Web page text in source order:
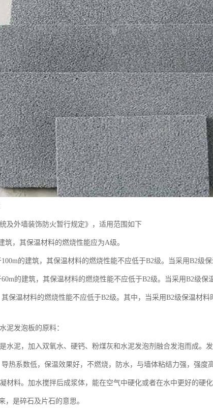
及外墙装饰防火暂行规定》，适用范围如下
筑，其保温材料的燃烧性能应为A级。
的建筑，其保温材料的燃烧性能不应低于B2级。当采用B2级
的建筑，其保温材料的燃烧性能不应低于B2级。当采用B2级保
保温材料的燃烧性能不应低于B2级。其中，当采用B2级保温材料
泥发泡板的原料：
水泥，加入双氧水、硬钙、粉煤灰和水泥发泡剂融合发泡而成。
热系数低，保温效果好，不燃烧，防水，与墙体粘结力强，强度
材料。加水搅拌后成浆体，能在空气中硬化或者在水中更好的硬
，是碎石及片石的意思。